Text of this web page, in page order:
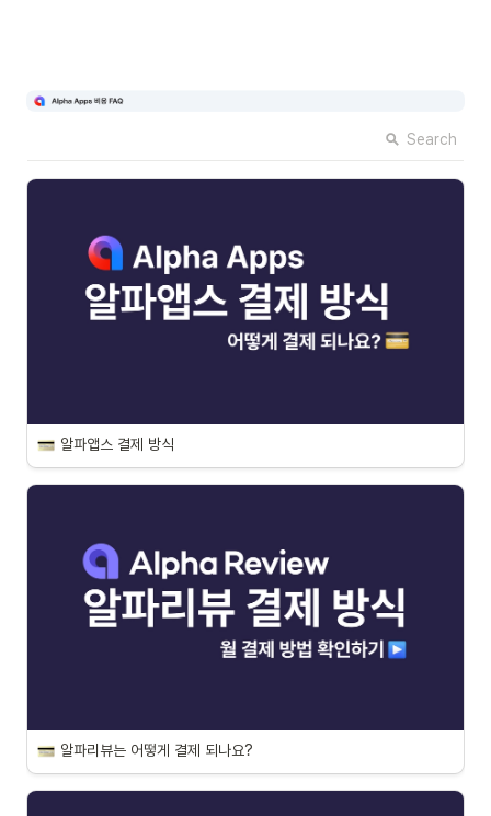
Search
알파앱스 결제 방식
알파리뷰는 어떻게 결제 되나요?